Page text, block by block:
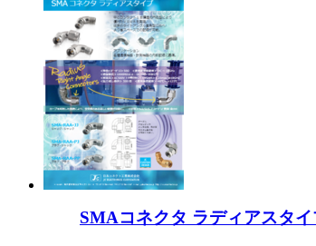
SMAコネクタ ラディアスタイ